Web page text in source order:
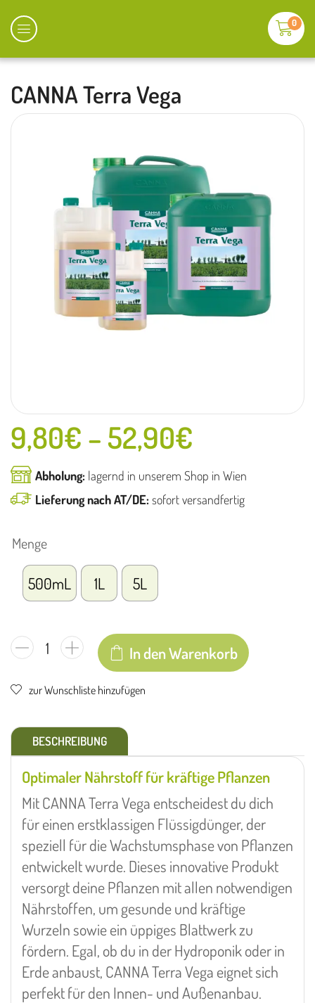
0
CANNA Terra Vega
9,80€ – 52,90€
Abholung: lagernd in unserem Shop in Wien
Lieferung nach AT/DE:sofort versandfertig
Menge
500mL 1L 5L
In den Warenkorb
zur Wunschliste hinzufügen
BESCHREIBUNG
Optimaler Nährstoff für kräftige Pflanzen
Mit CANNA Terra Vega entscheidest du dich
für einen erstklassigen Flüssigdünger, der
speziell für die Wachstumsphase von Pflanzen
entwickelt wurde. Dieses innovative Produkt
versorgt deine Pflanzen mit allen notwendigen
Nährstoffen, um gesunde und kräftige
Wurzeln sowie ein üppiges Blattwerk zu
fördern. Egal, ob du in der Hydroponik oder in
Erde anbaust, CANNA Terra Vega eignet sich
perfekt für den Innen- und Außenanbau.